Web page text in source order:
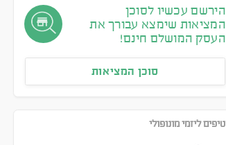
הירשם עכשיו לסוכן
המציאות שימצא עבורך את
העסק המושלם חינם!
סוכן המציאות
טיפים ליזמי מונופולי